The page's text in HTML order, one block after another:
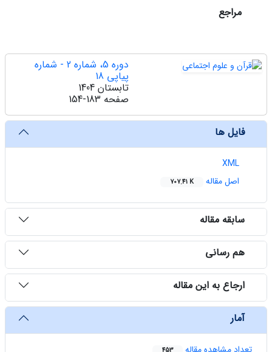
مراجع
دوره 5، شماره 2 - شماره
پیاپی 18
تابستان 1404
صفحه 154-183
فایل ها
XML
اصل مقاله
707.41 K
سابقه مقاله
هم رسانی
ارجاع به این مقاله
آمار